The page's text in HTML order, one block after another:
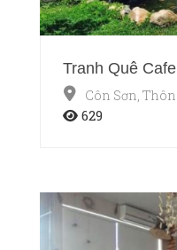
Tranh Quê
Côn Sơn,
629